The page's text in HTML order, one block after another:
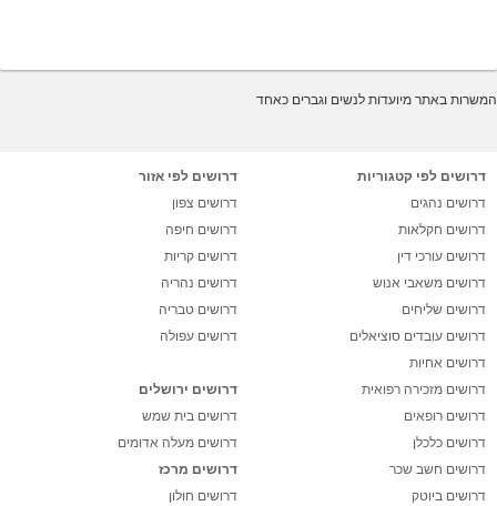
המשרות באתר מיועדות לנשים וגברים כאחד
דרושים לפי קטגוריות
דרושים נהגים
דרושים חקלאות
דרושים עורכי דין
דרושים משאבי אנוש
דרושים שליחים
דרושים עובדים סוציאלים
דרושים אחיות
דרושים מזכירה רפואית
דרושים רופאים
דרושים כלכלן
דרושים חשב שכר
דרושים ביוטק
דרושים לפי אזור
דרושים צפון
דרושים חיפה
דרושים קריות
דרושים נהריה
דרושים טבריה
דרושים עפולה
דרושים ירושלים
דרושים בית שמש
דרושים מעלה אדומים
דרושים מרכז
דרושים חולון